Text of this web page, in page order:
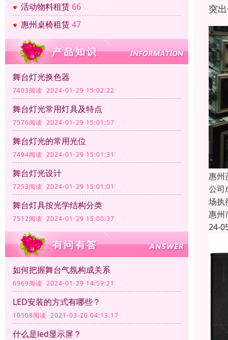
活动物料租赁 66
惠州桌椅租赁47
舞台灯光换色器
7403阅读 2024-01-29 15:02:22
舞台灯光常用灯具及特点
7576阅读 2024-01-29 15:01:57
舞台灯光的常用光位
7494阅读 2024-01-29 15:01:31
舞台灯光设计
7253阅读 2024-01-29 15:01:01
舞台灯具按光学结构分类
7512阅读 2024-01-29 15:00:37
如何把握舞台气氛构成关系
6969阅读 2024-01-29 14:59:21
LED安装的方式有哪些？
10508阅读 2021-03-20 04:13:17
什么是led显示屏？
突
惠州
公司
场执
惠州
24-